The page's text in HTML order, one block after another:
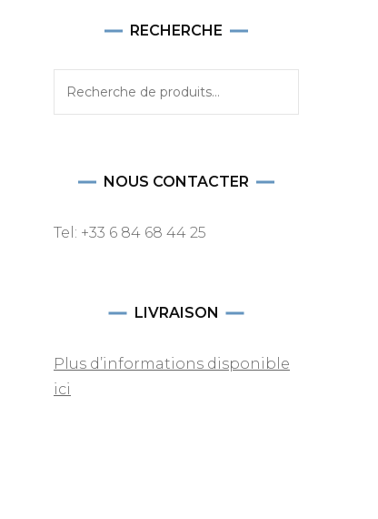
RECHERCHE
NOUS CONTACTER
Tel: +33 6 84 68 44 25
LIVRAISON
Plus d’informations disponible
ici